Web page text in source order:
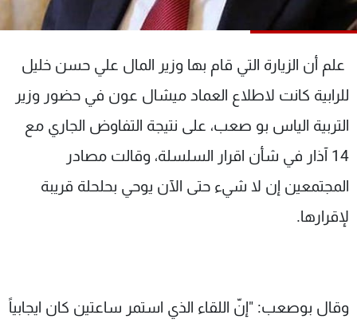
علم أن الزيارة التي قام بها وزير المال علي حسن خليل
للرابية كانت لاطلاع العماد ميشال عون في حضور وزير
التربية الياس بو صعب، على نتيجة التفاوض الجاري مع
14 آذار في شأن اقرار السلسلة، وقالت مصادر
المجتمعين إن لا شيء حتى الآن يوحي بحلحلة قريبة
لإقرارها.
وقال بوصعب: "إنّ اللقاء الذي استمر ساعتين كان ايجابياً
عن MTV
الإنـتـاج
لاعلاناتكم
وظائف
تواصل معنا
شروط الإسـتخدام